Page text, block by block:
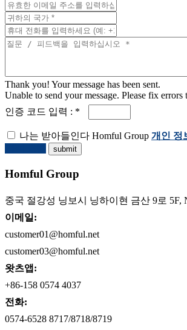
Thank you! Your message has been sent.
Unable to send your message. Please fix errors
인증 코드 입력 : *
나는 받아들인다 Homful Group 개인 정
Homful Group
중국 절강성 닝보시 닝하이현 금산 9로 5F,
이메일:
customer01@homful.net
customer03@homful.net
왓츠앱:
+86-158 0574 4037
전화:
0574-6528 8717/8718/8719